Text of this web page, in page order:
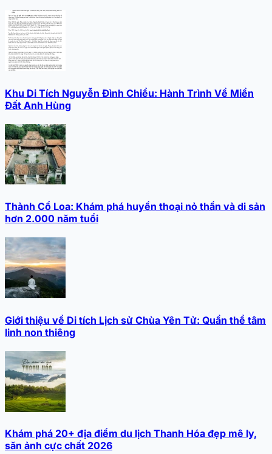
Khu Di Tích Nguyễn Đình Chiểu: Hành Trình Về Miền
Đất Anh Hùng
Thành Cổ Loa: Khám phá huyền thoại nỏ thần và di sản
hơn 2.000 năm tuổi
Giới thiệu về Di tích Lịch sử Chùa Yên Tử: Quần thể tâm
linh non thiêng
Khám phá 20+ địa điểm du lịch Thanh Hóa đẹp mê ly,
săn ảnh cực chất 2026